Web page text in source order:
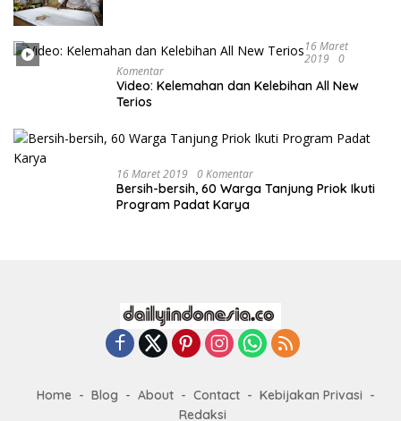
16 Maret
2019 0
Komentar
Video: Kelemahan dan Kelebihan All New
Terios
16 Maret 2019 0 Komentar
Bersih-bersih, 60 Warga Tanjung Priok Ikuti
Program Padat Karya
Home Blog About Contact
Kebijakan Privasi
Redaksi